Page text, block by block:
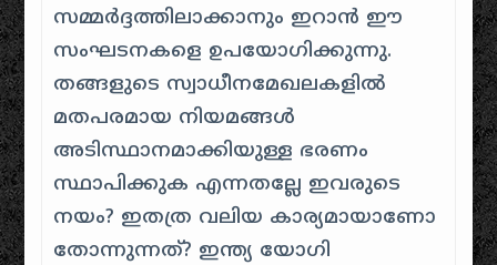
സമ്മർദ്ദത്തിലാക്കാനും ഇറാൻ ഈ
സംഘടനകളെ ഉപയോ​ഗിക്കുന്നു.
തങ്ങളുടെ സ്വാധീനമേഖലകളിൽ
മതപരമായ നിയമങ്ങൾ
അടിസ്ഥാനമാക്കിയുള്ള ഭരണം
സ്ഥാപിക്കുക എന്നതല്ലേ ഇവരുടെ
നയം? ഇതത്ര വലിയ കാര്യമായാണോ
തോന്നുന്നത്? ഇന്ത്യ യോഗി